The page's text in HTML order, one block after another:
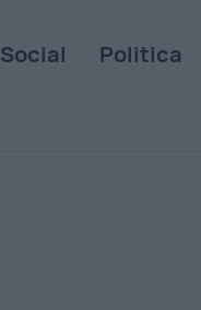
Social Politica